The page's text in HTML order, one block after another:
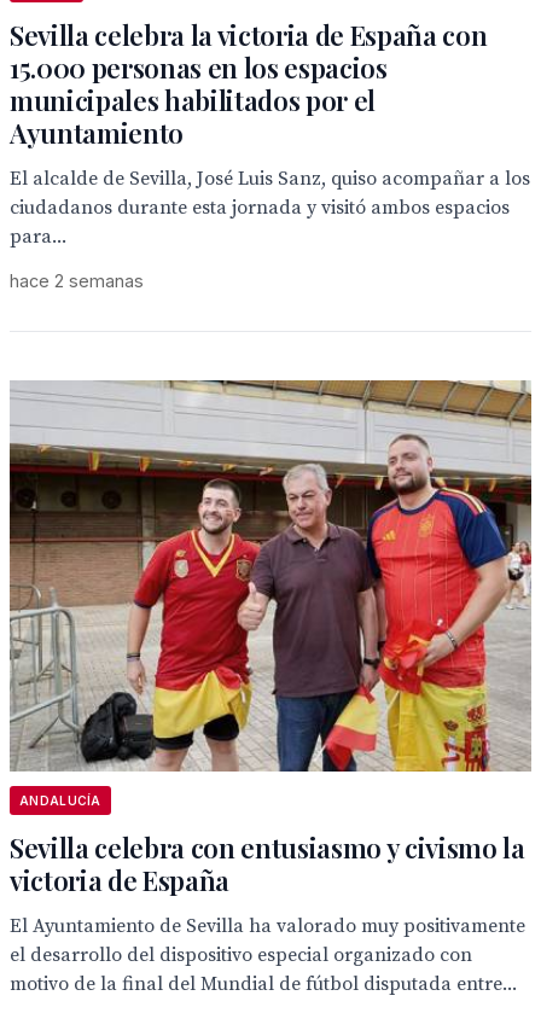
Sevilla celebra la victoria de España con
15.000 personas en los espacios
municipales habilitados por el
Ayuntamiento
El alcalde de Sevilla, José Luis Sanz, quiso acompañar a los
ciudadanos durante esta jornada y visitó ambos espacios
para...
hace 2 semanas
ANDALUCÍA
Sevilla celebra con entusiasmo y civismo la
victoria de España
El Ayuntamiento de Sevilla ha valorado muy positivamente
el desarrollo del dispositivo especial organizado con
motivo de la final del Mundial de fútbol disputada entre...